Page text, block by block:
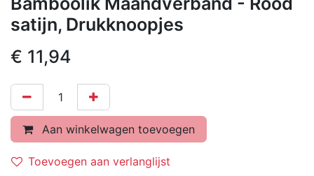
satijn, Drukknoopjes
€ 11,94
Aan winkelwagen toevoegen
Toevoegen aan verlanglijst